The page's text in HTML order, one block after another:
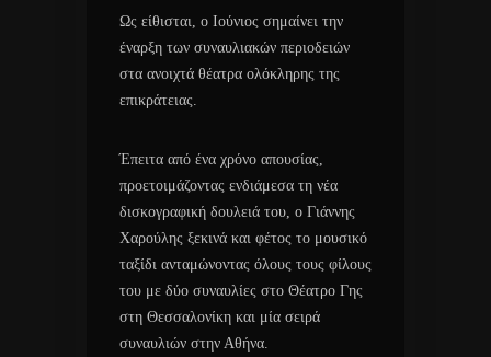
Ως είθισται, ο Ιούνιος σημαίνει την
έναρξη των συναυλιακών περιοδειών
στα ανοιχτά θέατρα ολόκληρης της
επικράτειας.
Έπειτα από ένα χρόνο απουσίας,
προετοιμάζοντας ενδιάμεσα τη νέα
δισκογραφική δουλειά του, ο Γιάννης
Χαρούλης ξεκινά και φέτος το μουσικό
ταξίδι ανταμώνοντας όλους τους φίλους
του με δύο συναυλίες στο Θέατρο Γης
στη Θεσσαλονίκη και μία σειρά
συναυλιών στην Αθήνα.